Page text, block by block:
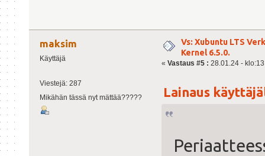
maksim
Käyttäjä
Viestejä: 287
Mikähän tässä nyt mättää?????
Vs: Xubuntu LTS
Kernel 6.5.0.
« Vastaus #5 : 28.01.24 -
Lainaus